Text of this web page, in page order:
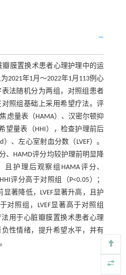
瓣膜置换术患者心理护理中的运
2021年1月～2022年1月113例心
法随机分为两组，对照组患者
照组基础上采用希望疗法。评
虑量表（HAMA）、汉密尔顿抑
望量表（HHI），检查护理前后
、左心室射血分数（LVEF）。
、HAMD评分均较护理前明显降
护理后观察组HAMA评分、
评分高于对照组（P<0.05）；
显著降低，LVEF显著升高，且护
对照组，LVEF显著高于对照组
法用于心脏瓣膜置换术患者心理
性情绪，提升希望水平，并有